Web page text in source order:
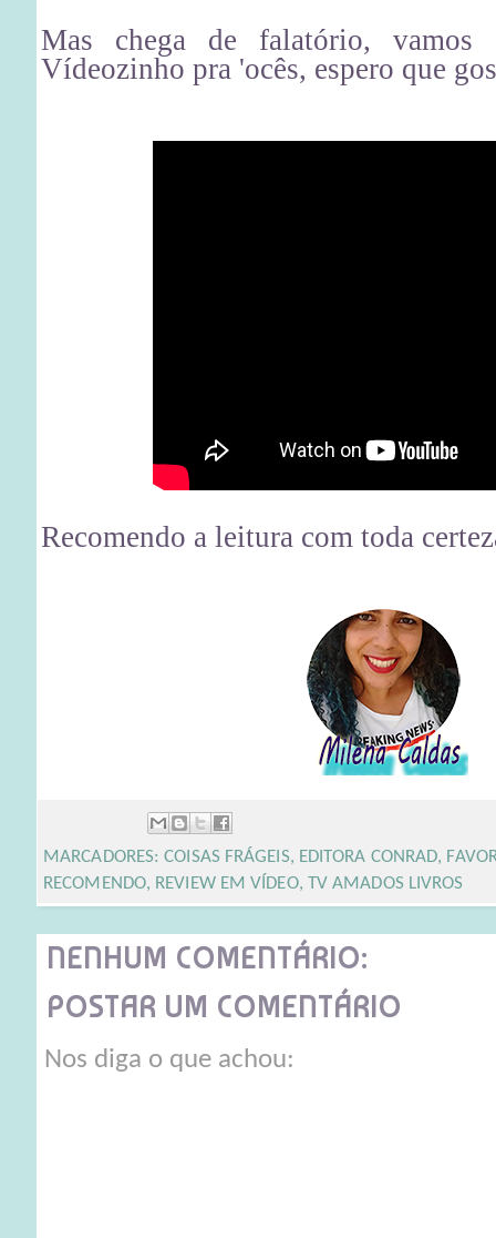
Mas chega de falatório, vamos
Vídeozinho pra 'ocês, espero que
Recomendo a leitura com toda
MARCADORES:COISAS FRÁGEIS, EDITORA CONRAD,
RECOMENDO, REVIEW EM VÍDEO, TV AMADOS LIVROS
NENHUM COMENTÁRIO:
POSTAR UM COMENTÁRIO
Nos diga o que achou: